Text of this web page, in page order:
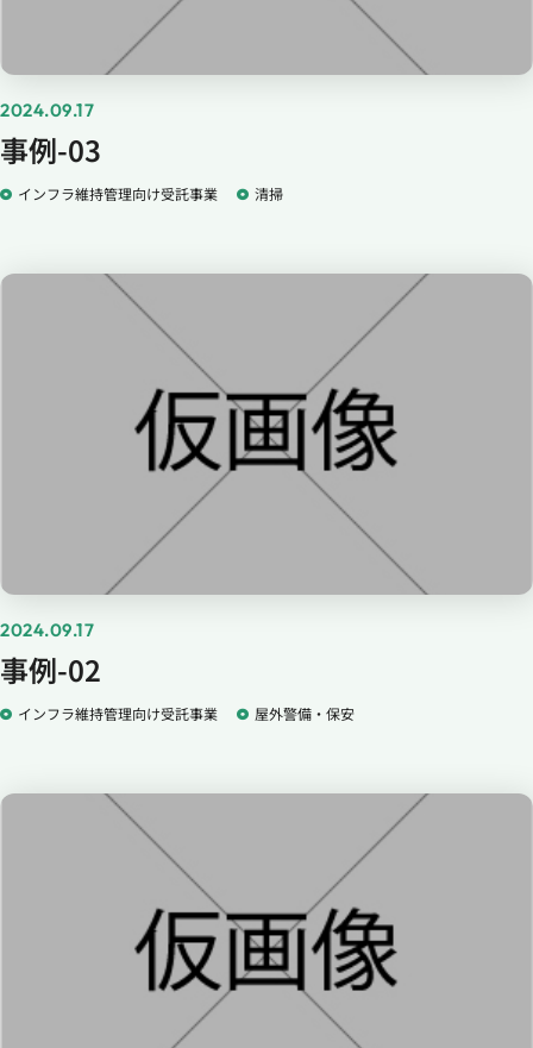
2024.09.17
事例-03
インフラ維持管理向け受託事業 清掃
2024.09.17
事例-02
インフラ維持管理向け受託事業 屋外警備・保安